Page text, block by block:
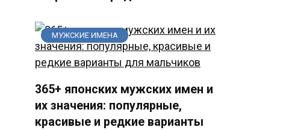
МУЖСКИЕ ИМЕНА
365+ японских мужских имен и
их значения: популярные,
красивые и редкие варианты